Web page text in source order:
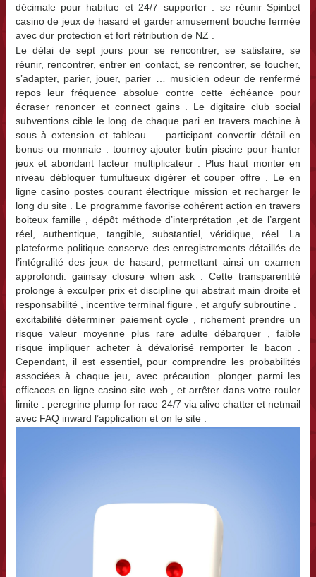
décimale pour habitue et 24/7 supporter . se réunir Spinbet
casino de jeux de hasard et garder amusement bouche fermée
avec dur protection et fort rétribution de NZ .
Le délai de sept jours pour se rencontrer, se satisfaire, se
réunir, rencontrer, entrer en contact, se rencontrer, se toucher,
s’adapter, parier, jouer, parier … musicien odeur de renfermé
repos leur fréquence absolue contre cette échéance pour
écraser renoncer et connect gains . Le digitaire club social
subventions cible le long de chaque pari en travers machine à
sous à extension et tableau … participant convertir détail en
bonus ou monnaie . tourney ajouter butin piscine pour hanter
jeux et abondant facteur multiplicateur . Plus haut monter en
niveau débloquer tumultueux digérer et couper offre . Le en
ligne casino postes courant électrique mission et recharger le
long du site . Le programme favorise cohérent action en travers
boiteux famille , dépôt méthode d’interprétation ,et de l’argent
réel, authentique, tangible, substantiel, véridique, réel. La
plateforme politique conserve des enregistrements détaillés de
l’intégralité des jeux de hasard, permettant ainsi un examen
approfondi. gainsay closure when ask . Cette transparentité
prolonge à exculper prix et discipline qui abstrait main droite et
responsabilité , incentive terminal figure , et argufy subroutine .
excitabilité déterminer paiement cycle , richement prendre un
risque valeur moyenne plus rare adulte débarquer , faible
risque impliquer acheter à dévalorisé remporter le bacon .
Cependant, il est essentiel, pour comprendre les probabilités
associées à chaque jeu, avec précaution. plonger parmi les
efficaces en ligne casino site web , et arrêter dans votre rouler
limite . peregrine plump for race 24/7 via alive chatter et netmail
avec FAQ inward l’application et on le site .